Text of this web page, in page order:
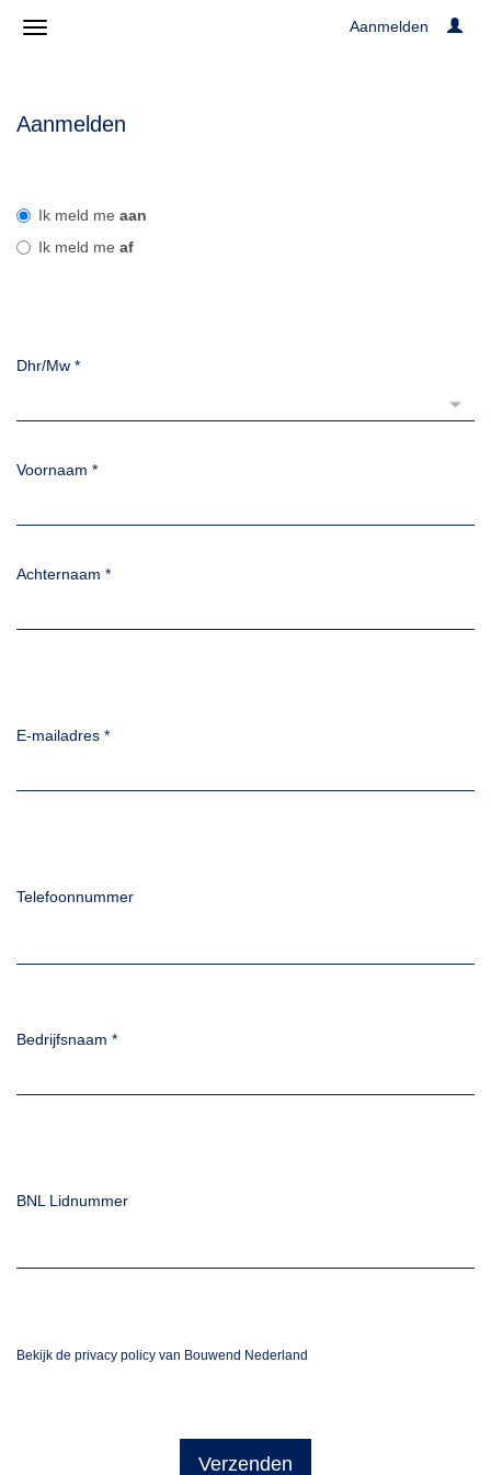
Aanmelden
Aanmelden
Ik meld me aan
Ik meld me af
Dhr/Mw *
Voornaam *
Achternaam *
E-mailadres *
Telefoonnummer
Bedrijfsnaam *
BNL Lidnummer
Bekijk de privacy policy van Bouwend Nederland
Verzenden